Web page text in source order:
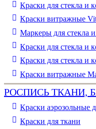
Краски для стекла и
Краски витражные
Маркеры для стекла
Краски для стекла и
Краски для стекла и
Краски витражные
РОСПИСЬ ТКАНИ,
Краски аэрозольные
Краски для ткани